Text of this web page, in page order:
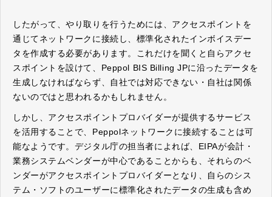
したがって、やり取りを行うためには、アクセスポイントを
通じてネットワークに接続し、標準化されたインボイスデー
タを作成する必要があります。これだけを聞くと自らアクセ
スポイントを設けて、Peppol BIS Billing JPに沿ったデータを
生成しなければならず、自社では対応できない・自社は関係
ないのではと思われるかもしれません。
しかし、アクセスポイントプロバイダーが提供するサービス
を活用することで、Peppolネットワークに接続することは可
能なようです。デジタル庁の担当者によれば、EIPAが会計・
業務システムベンダーが中心であることからも、それらのベ
ンダーがアクセスポイントプロバイダーとなり、自らのシス
テム・ソフトのユーザーに標準化されたデータの生成も含め